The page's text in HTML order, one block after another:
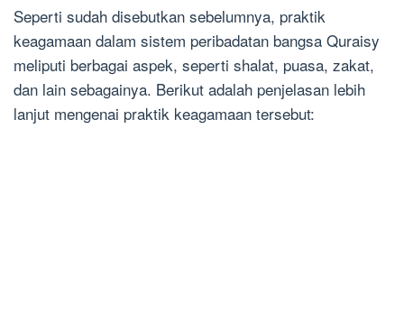
Seperti sudah disebutkan sebelumnya, praktik
keagamaan dalam sistem peribadatan bangsa Quraisy
meliputi berbagai aspek, seperti shalat, puasa, zakat,
dan lain sebagainya. Berikut adalah penjelasan lebih
lanjut mengenai praktik keagamaan tersebut: